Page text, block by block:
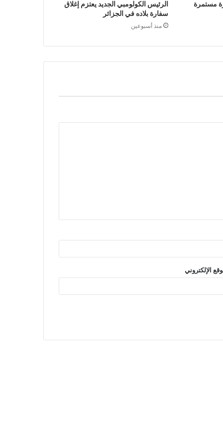
مستمرة
الرئيس الكولومبي الجديد يعتزم إغلاق
سفارة بلاده في الجزائر
منذ أسبوعين
الإلكتروني